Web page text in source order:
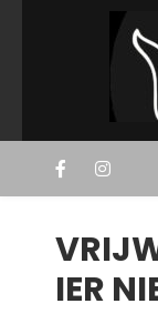
Disc
Ultimate Frisbee
IER